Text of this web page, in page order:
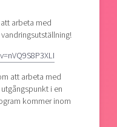
arbeta med
att arbeta med
i en
kommer inom